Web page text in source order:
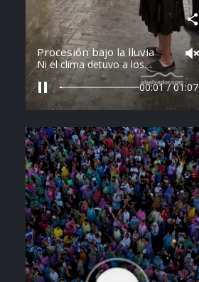
Procesión bajo la lluvia
Ni el clima detuvo a los
feligreses en el recorrido del
Divino Salvador del Mundo.
Vídeo: elsalvador.com /
Steven Anzora
00:04 / 01:07